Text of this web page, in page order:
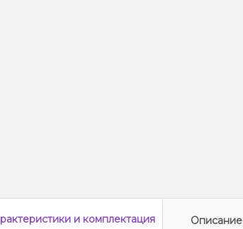
и комплектация Описание